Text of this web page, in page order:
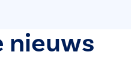
nieuws